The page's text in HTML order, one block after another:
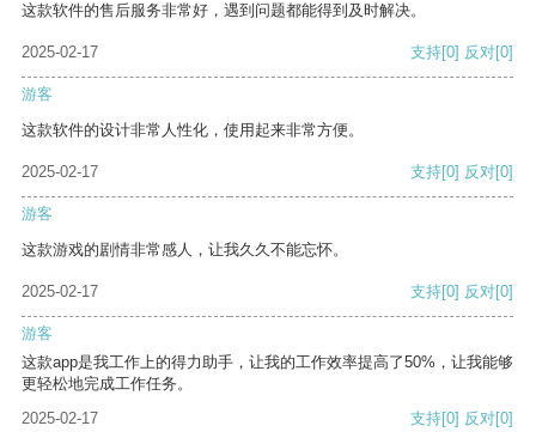
这款软件的售后服务非常好，遇到问题都能得到及时解决。
2025-02-17 支持[0] 反对[0]
游客
这款软件的设计非常人性化，使用起来非常方便。
2025-02-17 支持[0] 反对[0]
游客
这款游戏的剧情非常感人，让我久久不能忘怀。
2025-02-17 支持[0] 反对[0]
游客
这款app是我工作上的得力助手，让我的工作效率提高了50%，让我能够
更轻松地完成工作任务。
2025-02-17
支持[0] 反对[0]